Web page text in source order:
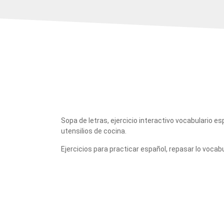
Sopa de letras, ejercicio interactivo vocabulario
utensilios de cocina.
Ejercicios para practicar español, repasar lo